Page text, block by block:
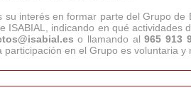
su interés en formar parte del Grupo de
ISABIAL, indicando en qué actividades
o llamando al965 913
en el Grupo es voluntaria y